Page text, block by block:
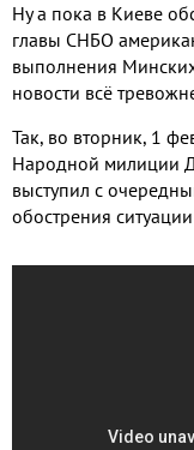
Ну а пока в Киеве
главы СНБО
выполнения
новости всё
Так, во вторник, 1
Народной милиции
выступил с
обострения